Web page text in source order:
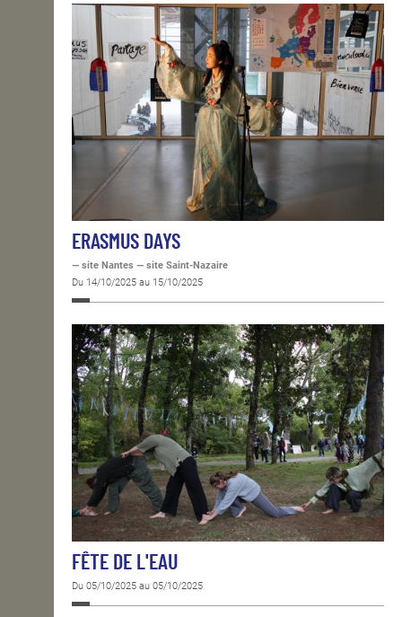
ERASMUS DAYS
— site Nantes — site Saint-Nazaire
Du 14/10/2025 au 15/10/2025
FÊTE DE L'EAU
Du 05/10/2025 au 05/10/2025